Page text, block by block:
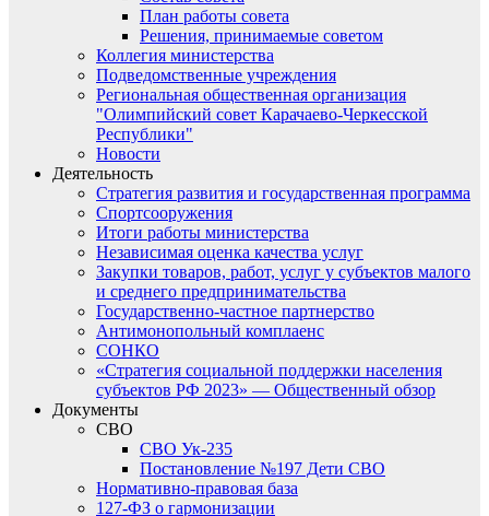
План работы совета
Решения, принимаемые советом
Коллегия министерства
Подведомственные учреждения
Региональная общественная организация
"Олимпийский совет Карачаево-Черкесской
Республики"
Новости
Деятельность
Стратегия развития и государственная программа
Спортсооружения
Итоги работы министерства
Независимая оценка качества услуг
Закупки товаров, работ, услуг у субъектов малого
и среднего предпринимательства
Государственно-частное партнерство
Антимонопольный комплаенс
СОНКО
«Стратегия социальной поддержки населения
субъектов РФ 2023» — Общественный обзор
Документы
СВО
СВО Ук-235
Постановление №197 Дети СВО
Нормативно-правовая база
127-ФЗ о гармонизации